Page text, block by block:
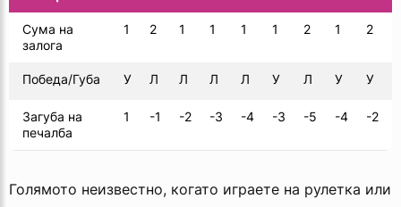
Сума на
залога
1 2 1 1 1 1 2 1 2
Победа/Губа У Л Л Л Л У Л У У
Загуба на
печалба
1 -1 -2 -3 -4 -3 -5 -4 -2
Голямото неизвестно, когато играете на рулетка или